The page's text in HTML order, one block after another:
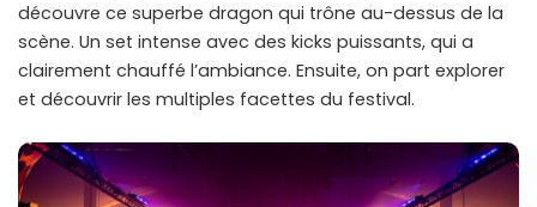
découvre ce superbe dragon qui trône au-dessus de la
scène. Un set intense avec des kicks puissants, qui a
clairement chauffé l’ambiance. Ensuite, on part explorer
et découvrir les multiples facettes du festival.